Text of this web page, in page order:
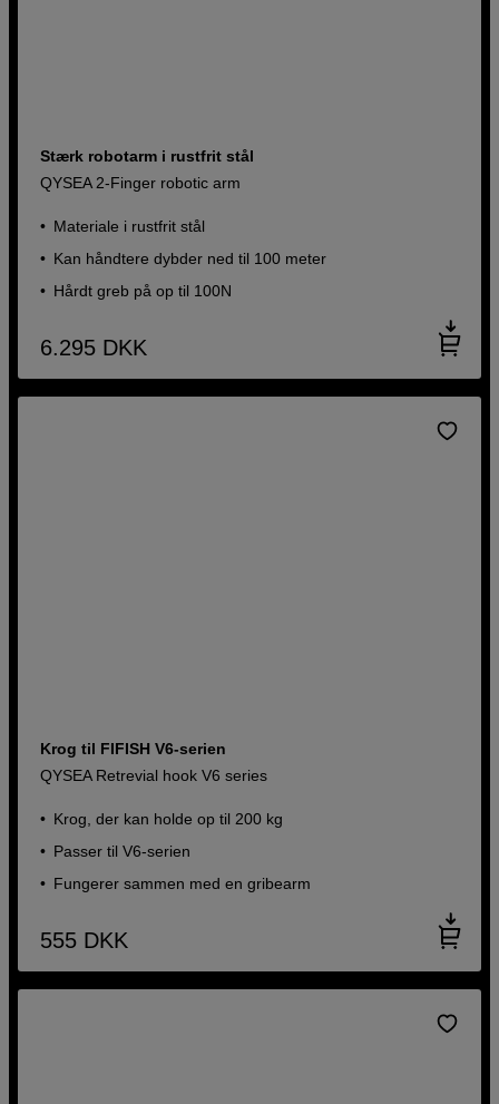
Stærk robotarm i rustfrit stål
QYSEA 2-Finger robotic arm
Materiale i rustfrit stål
Kan håndtere dybder ned til 100 meter
Hårdt greb på op til 100N
6.295 DKK
Krog til FIFISH V6-serien
QYSEA Retrevial hook V6 series
Krog, der kan holde op til 200 kg
Passer til V6-serien
Fungerer sammen med en gribearm
555 DKK